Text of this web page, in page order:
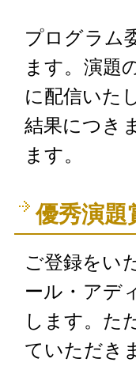
プログラム
ます。演題
に配信いた
結果につき
ます。
優秀演題
ご登録をい
ール・アデ
します。た
ていただき